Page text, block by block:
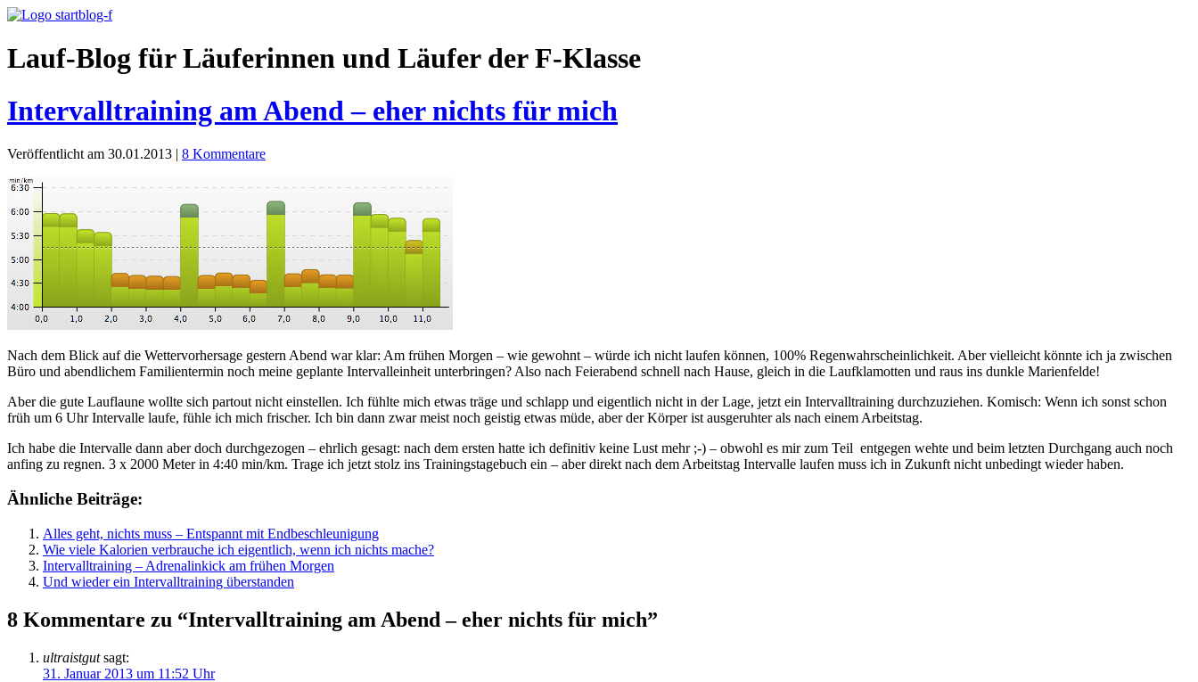
Lauf-Blog für Läuferinnen und Läufer der F-Klasse
Intervalltraining am Abend – eher nichts für mich
Veröffentlicht am 30.01.2013 | 8 Kommentare
Nach dem Blick auf die Wettervorhersage gestern Abend war klar: Am frühen Morgen – wie gewohnt – würde ich nicht laufen können, 100% Regenwahrscheinlichkeit. Aber vielleicht könnte ich ja zwischen
Büro und abendlichem Familientermin noch meine geplante Intervalleinheit unterbringen? Also nach Feierabend schnell nach Hause, gleich in die Laufklamotten und raus ins dunkle Marienfelde!
Aber die gute Lauflaune wollte sich partout nicht einstellen. Ich fühlte mich etwas träge und schlapp und eigentlich nicht in der Lage, jetzt ein Intervalltraining durchzuziehen. Komisch: Wenn ich sonst schon
früh um 6 Uhr Intervalle laufe, fühle ich mich frischer. Ich bin dann zwar meist noch geistig etwas müde, aber der Körper ist ausgeruhter als nach einem Arbeitstag.
Ich habe die Intervalle dann aber doch durchgezogen – ehrlich gesagt: nach dem ersten hatte ich definitiv keine Lust mehr ;-) – obwohl es mir zum Teil entgegen wehte und beim letzten Durchgang auch noch
anfing zu regnen. 3 x 2000 Meter in 4:40 min/km. Trage ich jetzt stolz ins Trainingstagebuch ein – aber direkt nach dem Arbeitstag Intervalle laufen muss ich in Zukunft nicht unbedingt wieder haben.
Ähnliche Beiträge:
Alles geht, nichts muss – Entspannt mit Endbeschleunigung
Wie viele Kalorien verbrauche ich eigentlich, wenn ich nichts mache?
Intervalltraining – Adrenalinkick am frühen Morgen
Und wieder ein Intervalltraining überstanden
8 Kommentare zu “Intervalltraining am Abend – eher nichts für mich”
ultraistgut sagt:
31. Januar 2013 um 11:52 Uhr